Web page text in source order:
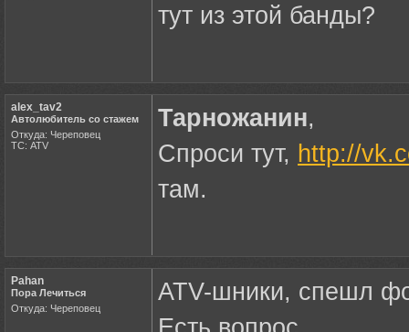
тут из этой банды?
alex_tav2
Автолюбитель со стажем
Откуда: Череповец
ТС: ATV
Тарножанин,
Спроси тут, http://
там.
Pahan
Пора Лечиться
Откуда: Череповец
ATV-шники, спешл